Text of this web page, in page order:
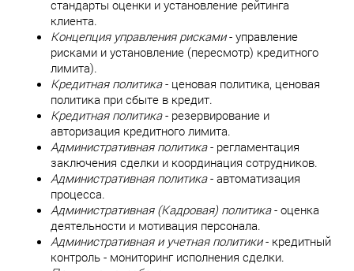
стандарты оценки и установление рейтинга
клиента.
Концепция управления рисками- управление
рисками и установление (пересмотр) кредитного
лимита).
Кредитная политика- ценовая политика, ценовая
политика при сбыте в кредит.
Кредитная политика- резервирование и
авторизация кредитного лимита.
Административная политика- регламентация
заключения сделки и координация сотрудников.
Административная политика- автоматизация
процесса.
Административная (Кадровая) политика- оценка
деятельности и мотивация персонала.
Административная и учетная политики- кредитный
контроль - мониторинг исполнения сделки.